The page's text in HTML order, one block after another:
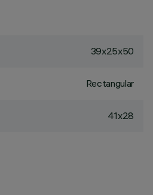
39x25x50
Rectangular
41x28